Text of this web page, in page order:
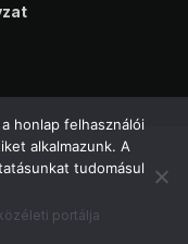
portálja
honlap felhasználói
alkalmazunk. A
tudomásul